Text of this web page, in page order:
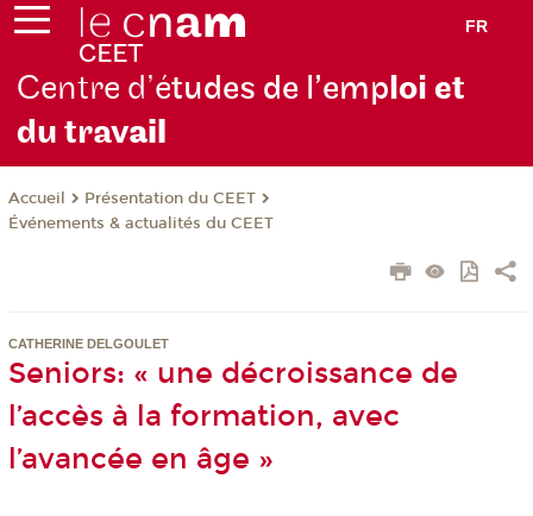
FR
Centre d’études de l’emploi et
du travail
Accueil
Présentation du CEET
Événements & actualités du CEET
CATHERINE DELGOULET
Seniors: « une décroissance de
l’accès à la formation, avec
l’avancée en âge »